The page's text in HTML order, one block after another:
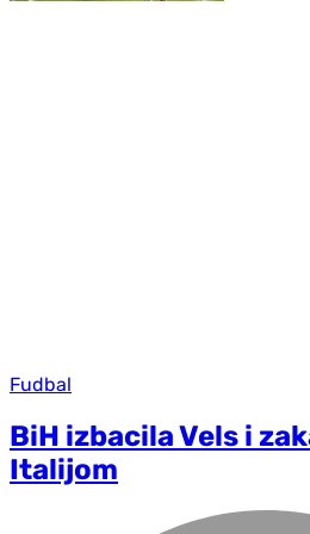
Fudbal
BiH izbacila Vels i
Italijom